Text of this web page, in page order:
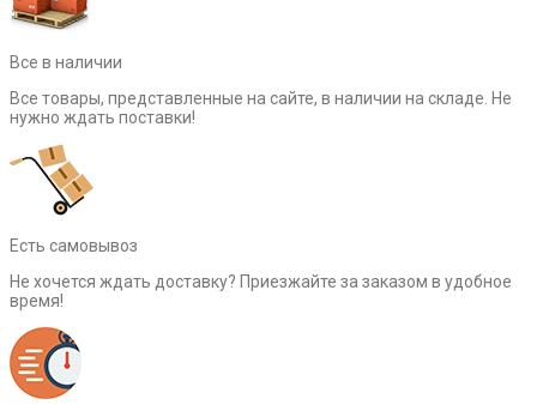
Все в наличии
Все товары, представленные на сайте, в наличии на складе. Не
нужно ждать поставки!
Есть самовывоз
Не хочется ждать доставку? Приезжайте за заказом в удобное
время!